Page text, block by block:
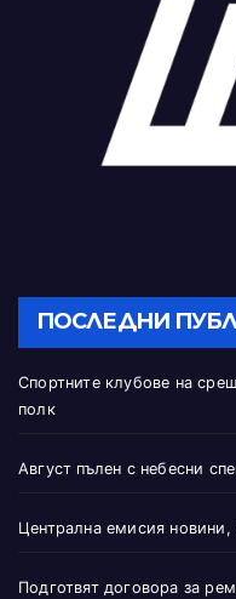
ПОСЛЕДНИ
Спортните клубове на
полк
Август пълен с небесни
Централна емисия новини,
Подготвят договора за